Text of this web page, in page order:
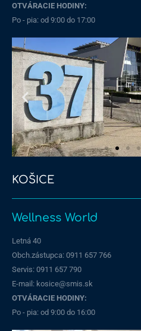
OTVÁRACIE HODINY:
Po - pia: od 9:00 do 17:00
Stará Vajnorská
KOŠICE
Wellness World
Letná 40
Obch.zástupca: 0911 657 766
Servis: 0911 657 790​
E-mail: kosice@smis.sk
OTVÁRACIE HODINY:
Po - pia: od 9:00 do 16:00